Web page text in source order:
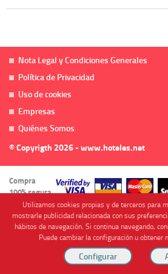
Nota Legal y Condiciones Generales
Política de Privacidad
Uso de cookies
Empresas
Quiénes Somos
© Copyrigth 2026 - www.hoteles.net
Compra
100% segura
Cofinanciado por
Utilizamos cookies propias y de terceros para
mostrarle publicidad relacionada con sus
hábitos de navegación. Si continua navegando,
Puede cambiar la configuración u obtener